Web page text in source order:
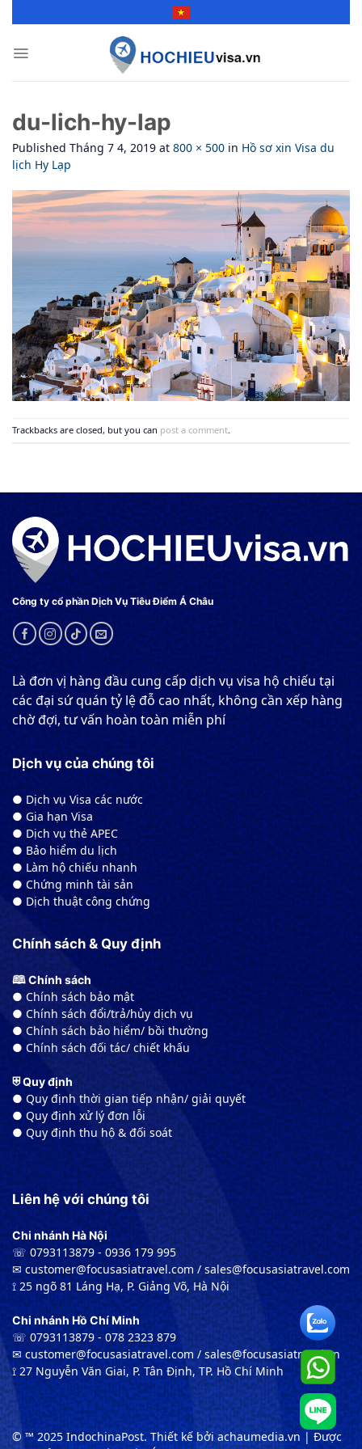
du-lich-hy-lap
Published Tháng 7 4, 2019 at 800 × 500 in Hồ sơ xin Visa du
lịch Hy Lạp
Trackbacks are closed, but you can post a comment
Công ty cổ phần Dịch Vụ Tiêu Điểm Á Châu
Là đơn vị hàng đầu cung cấp dịch vụ visa hộ chiếu tại
các đại sứ quán tỷ lệ đỗ cao nhất, không cần xếp hàng
chờ đợi, tư vấn hoàn toàn miễn phí
Dịch vụ của chúng tôi
● Dịch vụ Visa các nước
● Gia hạn Visa
● Dịch vụ thẻ APEC
● Bảo hiểm du lịch
● Làm hộ chiếu nhanh
● Chứng minh tài sản
● Dịch thuật công chứng
Chính sách & Quy định
🕮 Chính sách
● Chính sách bảo mật
● Chính sách đổi/trả/hủy dịch vụ
● Chính sách bảo hiểm/ bồi thường
● Chính sách đối tác/ chiết khấu
⛨ Quy định
● Quy định thời gian tiếp nhận/ giải quyết
● Quy định xử lý đơn lỗi
● Quy định thu hộ & đối soát
Liên hệ với chúng tôi
Chi nhánh Hà Nội
☏ 0793113879 - 0936 179 995
✉︎ customer@focusasiatravel.com / sales@focusasiatravel.com
⟟ 25 ngõ 81 Láng Hạ, P. Giảng Võ, Hà Nội
Chi nhánh Hồ Chí Minh
☏ 0793113879 - 078 2323 879
✉︎ customer@focusasiatravel.com / sales@focusasiatravel.vn
⟟ 27 Nguyễn Văn Giai, P. Tân Định, TP. Hồ Chí Minh
© ™ 2025 IndochinaPost. Thiết kế bởi achaumedia.vn | Được